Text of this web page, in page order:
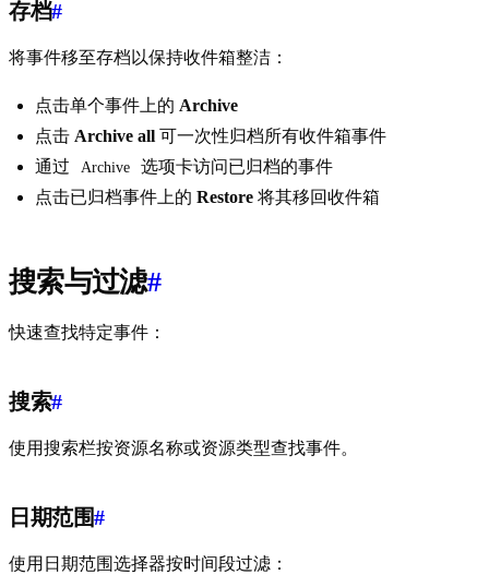
存档#
将事件移至存档以保持收件箱整洁：
点击单个事件上的 Archive
点击 Archive all 可一次性归档所有收件箱事件
通过
Archive
选项卡访问已归档的事件
点击已归档事件上的 Restore 将其移回收件箱
搜索与过滤#
快速查找特定事件：
搜索#
使用搜索栏按资源名称或资源类型查找事件。
日期范围#
使用日期范围选择器按时间段过滤：